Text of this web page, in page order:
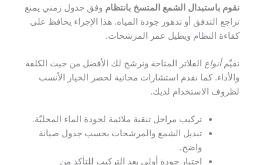
نقوم باستبدال الشمع المتسخ بانتظام وفق جدول زمني يمنع
تراجع التدفق أو تدهور جودة المياه. هذا الإجراء يحافظ على
كفاءة النظام ويطيل عمر المرشحات.
نقيّمأنواع الفلاتر المتاحة ونرشح لك الأفضل من حيث الكلفة
والأداء. كما نقدم استشارات مجانية لحصر الخيار الأنسب
لظروف الاستخدام لديك.
تركيب مراحل تنقية ملائمة لجودة الماء المحليّة.
تبديل الشمع والمرشحات بحسب جدول صيانة
واضح.
اختبار جودة أولي بعد التركيب للتأكد من